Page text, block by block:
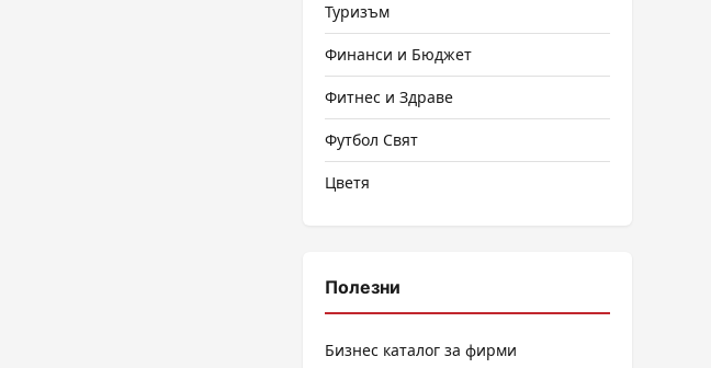
Туризъм
Финанси и Бюджет
Фитнес и Здраве
Футбол Свят
Цветя
Полезни
Бизнес каталог за фирми